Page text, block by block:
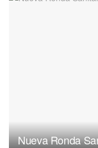
Nueva Ronda